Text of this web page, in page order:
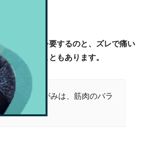
のに時間を要するのと、ズレで痛い
されないこともあります。
。骨盤のゆがみは、筋肉のバラ